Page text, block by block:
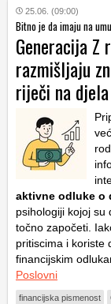
25.06. (09:00)
Bitno je da imaju na umu
Generacija Z
razmišljaju
riječi na djela
aktivne odluke o
psihologiji kojoj su
točno započeti.
pritiscima i koriste
financijskim
Poslovni
financijska pismenost